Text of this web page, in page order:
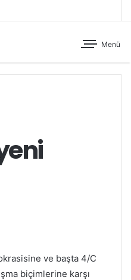
Menü
ve başta 4/C
biçimlerine karşı